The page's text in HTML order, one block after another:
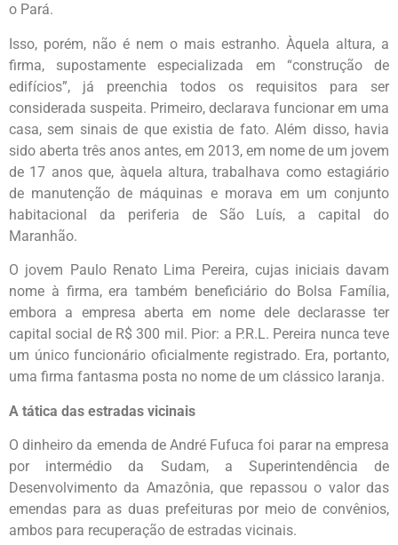
o Pará.
Isso, porém, não é nem o mais estranho. Àquela altura, a
firma, supostamente especializada em “construção de
edifícios”, já preenchia todos os requisitos para ser
considerada suspeita. Primeiro, declarava funcionar em uma
casa, sem sinais de que existia de fato. Além disso, havia
sido aberta três anos antes, em 2013, em nome de um jovem
de 17 anos que, àquela altura, trabalhava como estagiário
de manutenção de máquinas e morava em um conjunto
habitacional da periferia de São Luís, a capital do
Maranhão.
O jovem Paulo Renato Lima Pereira, cujas iniciais davam
nome à firma, era também beneficiário do Bolsa Família,
embora a empresa aberta em nome dele declarasse ter
capital social de R$ 300 mil. Pior: a P.R.L. Pereira nunca teve
um único funcionário oficialmente registrado. Era, portanto,
uma firma fantasma posta no nome de um clássico laranja.
A tática das estradas vicinais
O dinheiro da emenda de André Fufuca foi parar na empresa
por intermédio da Sudam, a Superintendência de
Desenvolvimento da Amazônia, que repassou o valor das
emendas para as duas prefeituras por meio de convênios,
ambos para recuperação de estradas vicinais.